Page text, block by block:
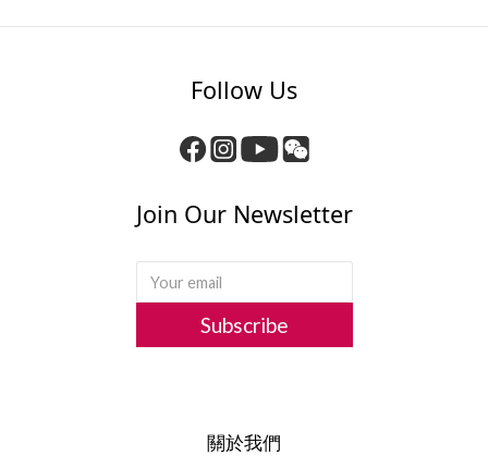
Follow Us
Join Our Newsletter
Subscribe
關於我們